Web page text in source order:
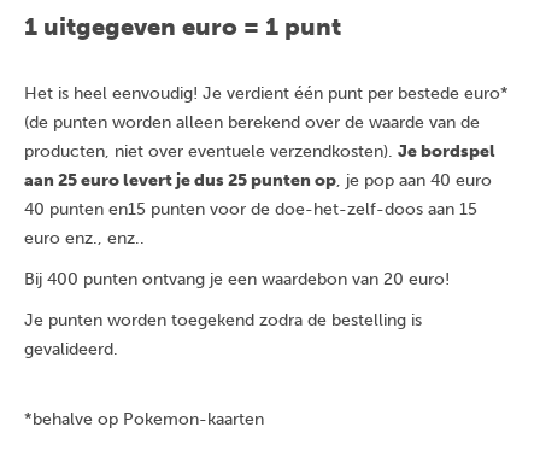
1 uitgegeven euro = 1 punt
Het is heel eenvoudig! Je verdient één punt per bestede euro*
(de punten worden alleen berekend over de waarde van de
producten, niet over eventuele verzendkosten). Je bordspel
aan 25 euro levert je dus 25 punten op, je pop aan 40 euro
40 punten en15 punten voor de doe-het-zelf-doos aan 15
euro enz., enz..
Bij 400 punten ontvang je een waardebon van 20 euro!
Je punten worden toegekend zodra de bestelling is
gevalideerd.
*behalve op Pokemon-kaarten